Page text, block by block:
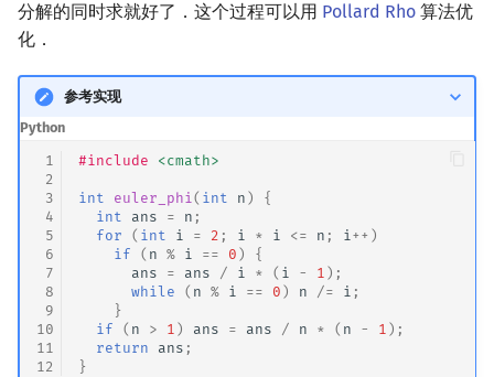
分解的同时求就好了．这个过程可以用 Pollard Rho 算法优
化．
参考实现
Python
1
2
3
4
5
6
7
8
9
10
11
12
#include <cmath>
int euler_phi( int n )
{
int
ans = n ;
for
( int i = 2 ; i * i <= n ; i++ )
if
( n % i == 0 )
{
ans
= ans / i * ( i - 1 );
while
( n % i == 0 ) n /= i ;
}
if
( n > 1 ) ans = ans / n * ( n - 1 );
return
ans ;
}